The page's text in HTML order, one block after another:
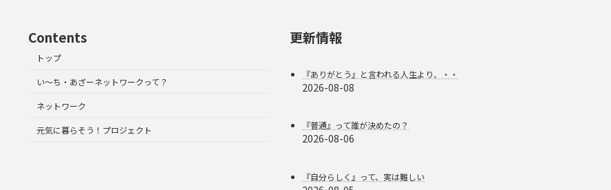
Contents
トップ
い～ち・あざーネットワークって？
ネットワーク
元気に暮らそう！プロジェクト
更新情報
『ありがとう』と言われる人生より、・・
2026-08-08
『普通』って誰が決めたの？
2026-08-06
『自分らしく』って、実は難しい